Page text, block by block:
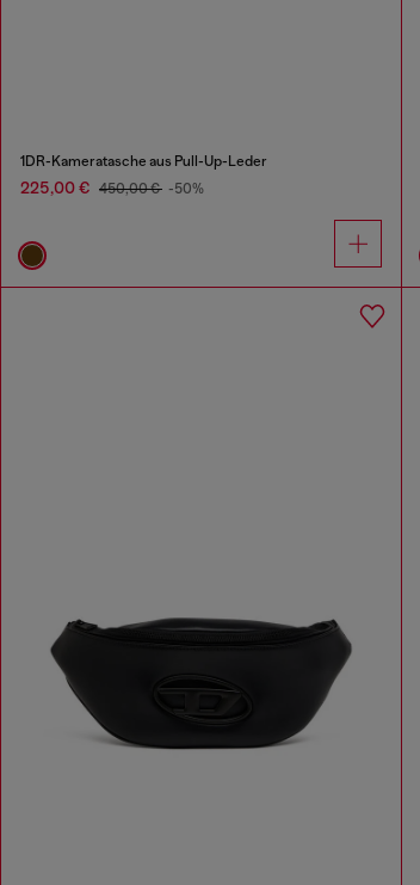
1DR-Kameratasche aus Pull-Up-Leder
225,00 € 450,00 € -50%